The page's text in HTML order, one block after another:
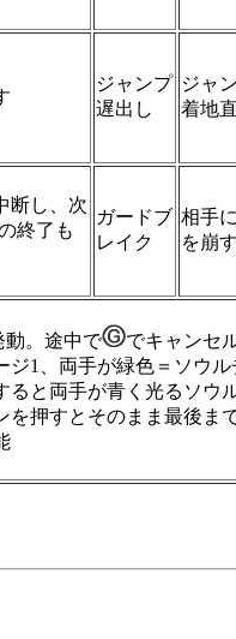
ジャンプ
遅出し
ジャ
着地
断し、次
終了も
ガードブ
レイク
相手
を崩
動。途中で
でキャンセ
ジ1、両手が緑色＝ソウ
ると両手が青く光るソウ
を押すとそのまま最後ま